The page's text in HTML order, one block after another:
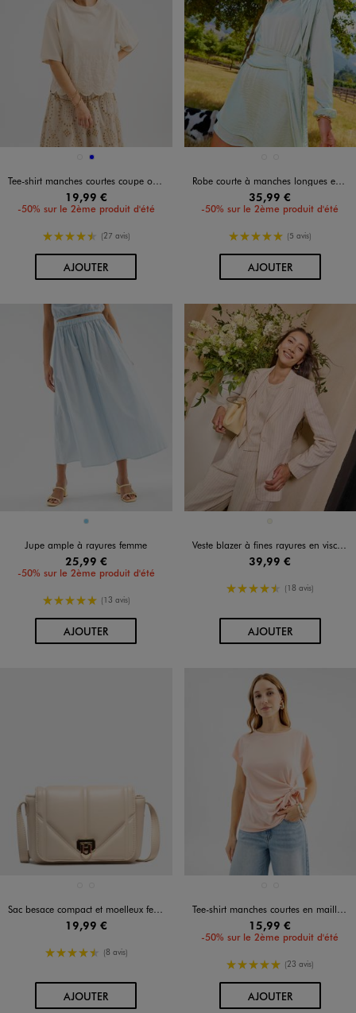
Disponible en 2 coloris
BEIGE CLAIR
BLEU
Tee-shirt manches courtes coupe oversize avec finitions dentelées femme
19,99 €
-50% sur le 2ème produit d'été
4.5/5 de moyenne
(27 avis)
AJOUTERAU PANIER
Robe courte à manches longues en satin femme
35,99 €
-50% sur le 2ème produit d'été
5/5 de moyenne
(5 avis)
AJOUTERAU PANIER
Disponible en 1 coloris
BLEU CIEL
Jupe ample à rayures femme
25,99 €
-50% sur le 2ème produit d'été
5/5 de moyenne
(13 avis)
AJOUTERAU PANIER
Veste blazer à fines rayures en viscose et lin femme
39,99 €
4.5/5 de moyenne
(18 avis)
AJOUTERAU PANIER
Sac besace compact et moelleux femme
19,99 €
4.5/5 de moyenne
(8 avis)
AJOUTERAU PANIER
Tee-shirt manches courtes en maille souple et extensible femme
15,99 €
-50% sur le 2ème produit d'été
5/5 de moyenne
(23 avis)
AJOUTERAU PANIER